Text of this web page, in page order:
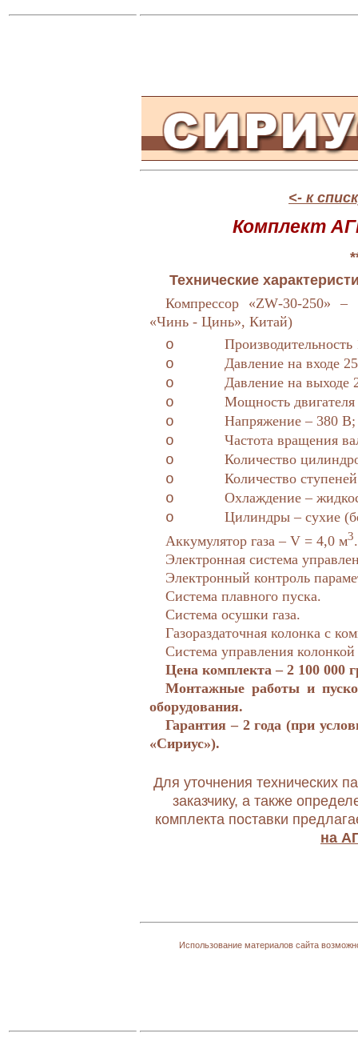
<- к
Комплект
Технические
Компрессор «ZW-30-250» –
«Чинь - Цинь», Китай)
o
o
Давление на входе
o
Давление на выходе
o
Мощность
o
Напряжение – 380 В;
o
Частота вращения
o
Количество
o
Количество
o
Охлаждение –
o
Цилиндры – сухие
Аккумулятор газа – V = 4,0 м3.
Электронная система
Электронный контроль
Система плавного пуска.
Система осушки газа.
Газораздаточная колонка с
Система управления
Цена комплекта – 2 100 000
Монтажные работы и
оборудования.
Гарантия – 2 года (при
«Сириус»).
Для уточнения технических
заказчику, а также
комплекта поставки
на
Использование материалов сайта